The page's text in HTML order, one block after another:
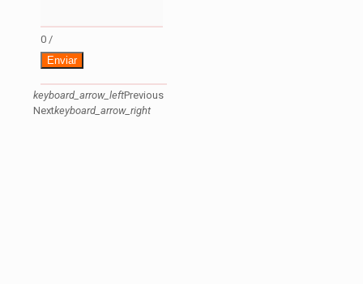
0 /
Enviar
keyboard_arrow_leftPrevious
Nextkeyboard_arrow_right